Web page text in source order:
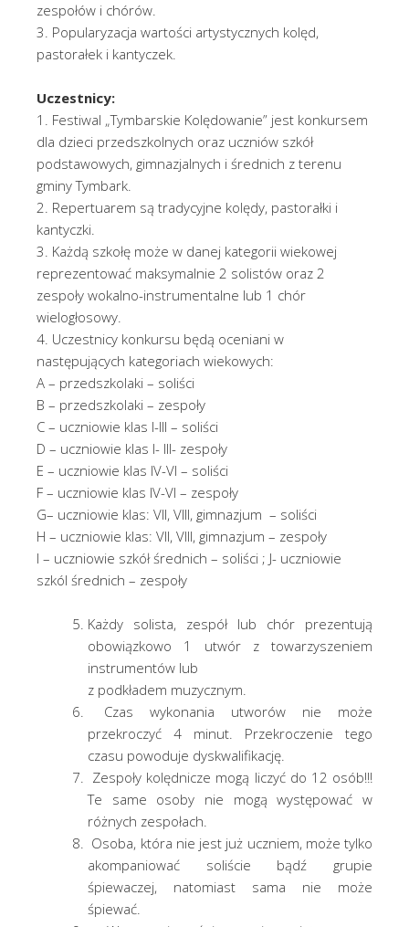
zespołów i chórów.
3. Popularyzacja wartości artystycznych kolęd,
pastorałek i kantyczek.
Uczestnicy:
1. Festiwal „Tymbarskie Kolędowanie” jest konkursem
dla dzieci przedszkolnych oraz uczniów szkół
podstawowych, gimnazjalnych i średnich z terenu
gminy Tymbark.
2. Repertuarem są tradycyjne kolędy, pastorałki i
kantyczki.
3. Każdą szkołę może w danej kategorii wiekowej
reprezentować maksymalnie 2 solistów oraz 2
zespoły wokalno-instrumentalne lub 1 chór
wielogłosowy.
4. Uczestnicy konkursu będą oceniani w
następujących kategoriach wiekowych:
A – przedszkolaki – soliści
B – przedszkolaki – zespoły
C – uczniowie klas I-III – soliści
D – uczniowie klas I- III- zespoły
E – uczniowie klas IV-VI – soliści
F – uczniowie klas IV-VI – zespoły
G– uczniowie klas: VII, VIII, gimnazjum – soliści
H – uczniowie klas: VII, VIII, gimnazjum – zespoły
I – uczniowie szkół średnich – soliści ; J- uczniowie
szkól średnich – zespoły
Każdy solista, zespół lub chór prezentują
obowiązkowo 1 utwór z towarzyszeniem
instrumentów lub
z podkładem muzycznym.
Czas wykonania utworów nie może
przekroczyć 4 minut. Przekroczenie tego
czasu powoduje dyskwalifikację.
Zespoły kolędnicze mogą liczyć do 12 osób!!!
Te same osoby nie mogą występować w
różnych zespołach.
Osoba, która nie jest już uczniem, może tylko
akompaniować soliście bądź grupie
śpiewaczej, natomiast sama nie może
śpiewać.